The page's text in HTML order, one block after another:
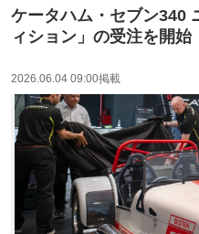
ケータハム・セブン340
ィション」の受注を開始
2026.06.04 09:00掲載